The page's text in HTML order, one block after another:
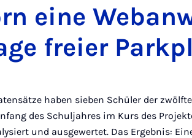
eine
freier
haben sieben Schüler der
des Schuljahres im Kurs des
und ausgewertet. Das Ergebnis: